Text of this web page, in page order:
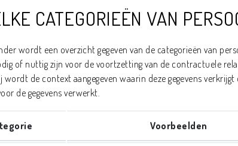
CATEGORIEËN VAN
wordt een overzicht gegeven van de categorieën van
of nuttig zijn voor de voortzetting van de contractuele
wordt de context aangegeven waarin deze gegevens
de gegevens verwerkt.
Voorbeelden